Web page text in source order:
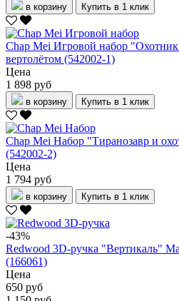
в корзину Купить в 1 клик
Chap Mei Игровой набор "Охотник
вертолётом (542002-1)
Цена
1 898 руб
в корзину Купить в 1 клик
Chap Mei Набор "Тиранозавр и
(542002-2)
Цена
1 794 руб
в корзину Купить в 1 клик
-43%
Redwood 3D-ручка "Вертикаль"
(166061)
Цена
650 руб